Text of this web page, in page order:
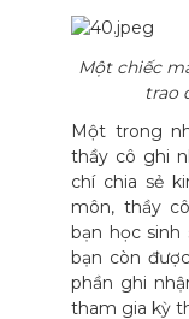
Một chiếc
trao
Một trong
thầy cô ghi
chí chia sẻ
môn, thầy
bạn học
bạn còn
phần ghi
tham gia kỳ